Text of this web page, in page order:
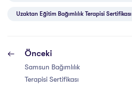
Uzaktan Eğitim Bağımlılık Terapisi Sertifikası
Önceki
Samsun Bağımlılık
Terapisi Sertifikası